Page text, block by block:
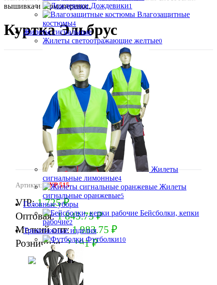
Дождевики1
Влагозащитные
костюмы4
Жилеты сигнальные
Жилеты светоотражающие желтые0
Жилеты
сигнальные лимонные4
Жилеты
сигнальные оранжевые5
Головные уборы
Бейсболки, кепки
рабочие2
Трикотажные изделия
Футболки10
вышивка и термоперенос.
Куртка Эльбрус
Артикул:КУР.515
VIP:1 725 ₽
Оптовая:1 845.75 ₽
Мелкий опт:1 983.75 ₽
Розничная:2 191 ₽
В корзину